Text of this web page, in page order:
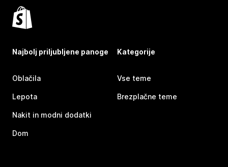
Najbolj priljubljene panoge
Oblačila
Lepota
Nakit in modni dodatki
Dom
Kategorije
Vse teme
Brezplačne teme